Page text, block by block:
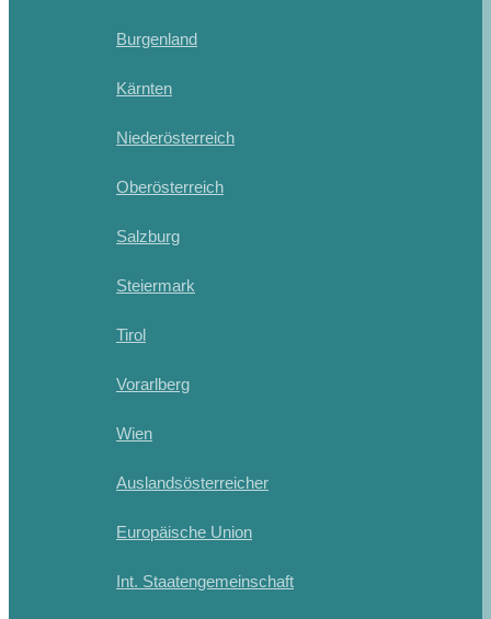
Burgenland
Kärnten
Niederösterreich
Oberösterreich
Salzburg
Steiermark
Tirol
Vorarlberg
Wien
Auslandsösterreicher
Europäische Union
Int. Staatengemeinschaft